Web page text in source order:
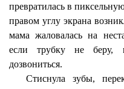
превратилась в
правом углу экрана
мама жаловалась на
если трубку не беру,
дозвониться.
Стиснула зубы,